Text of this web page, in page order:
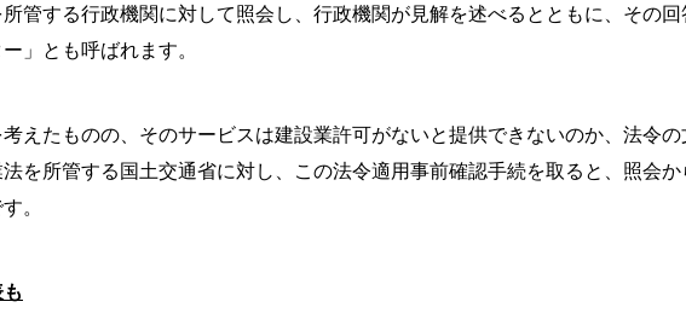
管する行政機関に対して照会し、行政機関が見解を述べるとともに、その回
」とも呼ばれます。
えたものの、そのサービスは建設業許可がないと提供できないのか、法令
を所管する国土交通省に対し、この法令適用事前確認手続を取ると、照会
。